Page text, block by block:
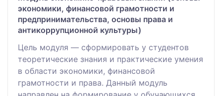
экономики, финансовой грамотности и
предпринимательства, основы права и
антикоррупционной культуры)
Цель модуля — сформировать у студентов
теоретические знания и практические умения
в области экономики, финансовой
грамотности и права. Данный модуль